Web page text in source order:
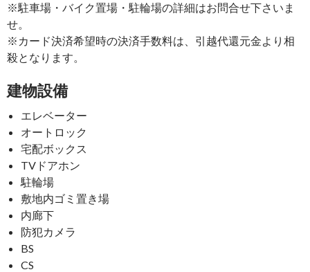
※駐車場・バイク置場・駐輪場の詳細はお問合せ下さいま
せ。
※カード決済希望時の決済手数料は、引越代還元金より相
殺となります。
建物設備
エレベーター
オートロック
宅配ボックス
TVドアホン
駐輪場
敷地内ゴミ置き場
内廊下
防犯カメラ
BS
CS